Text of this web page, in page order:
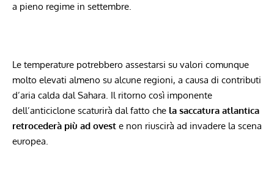
a pieno regime in settembre.
Le temperature potrebbero assestarsi su valori comunque
molto elevati almeno su alcune regioni, a causa di contributi
d’aria calda dal Sahara. Il ritorno così imponente
dell’anticiclone scaturirà dal fatto che la saccatura atlantica
retrocederà più ad ovest e non riuscirà ad invadere la scena
europea.